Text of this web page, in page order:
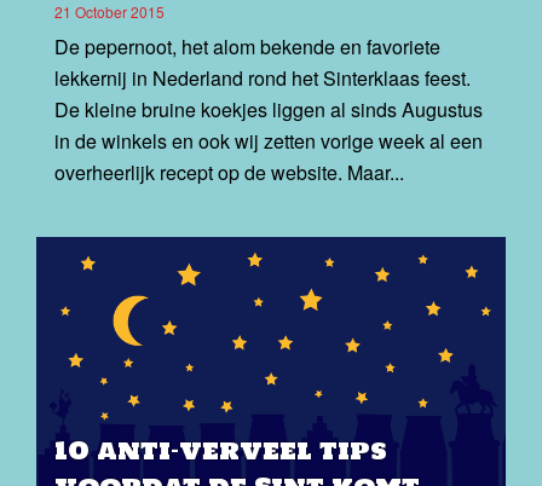
21 October 2015
De pepernoot, het alom bekende en favoriete
lekkernij in Nederland rond het Sinterklaas feest.
De kleine bruine koekjes liggen al sinds Augustus
in de winkels en ook wij zetten vorige week al een
overheerlijk recept op de website. Maar...
10 anti-verveel tips